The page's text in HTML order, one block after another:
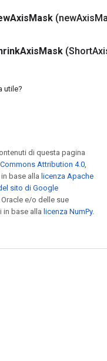
AxisMask (newAxis
AxisMask (Short
utile?
di questa pagina
Attribution 4.0,
base alla licenza Apache
sito di Google
e/o delle sue
base alla licenza NumPy.